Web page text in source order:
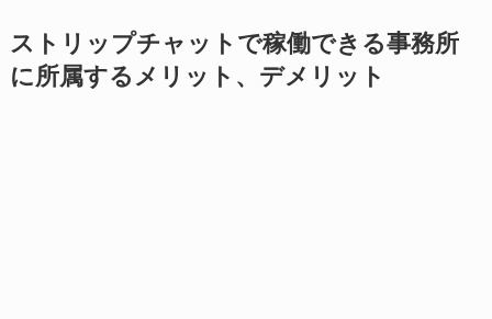
ストリップチャットで稼働できる事務所
に所属するメリット、デメリット